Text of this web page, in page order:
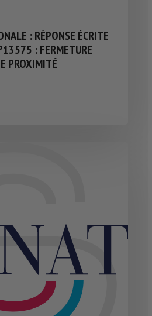
: RÉPONSE ÉCRITE
: FERMETURE
PROXIMITÉ